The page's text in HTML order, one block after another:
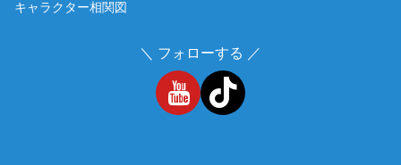
キャラクター相関図
＼ フォローする ／